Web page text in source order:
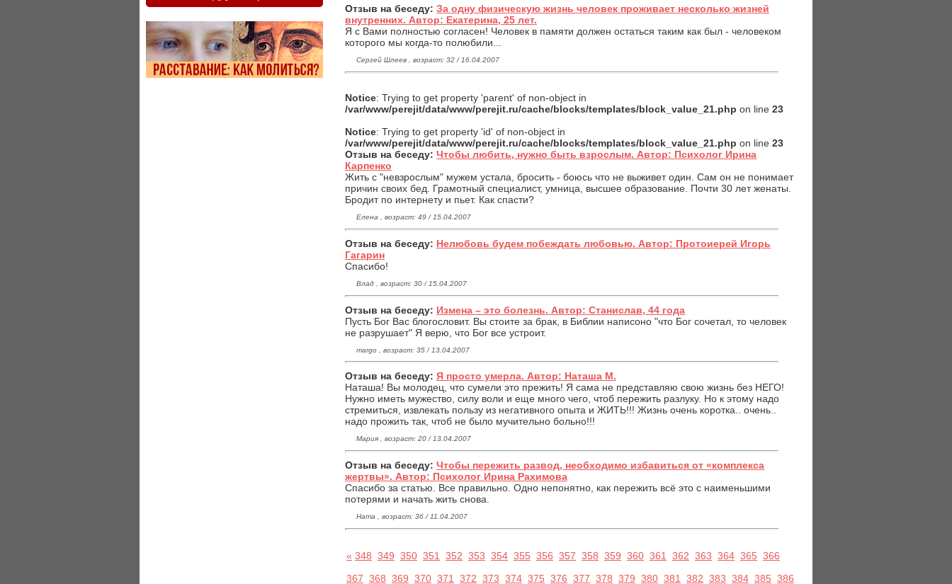
Отзыв на беседу: За одну физическую жизнь человек проживает несколько жизней
внутренних. Автор: Екатерина, 25 лет.
Я с Вами полностью согласен! Человек в памяти должен остаться таким как был - человеком
которого мы когда-то полюбили...
Сергей Шлеев , возраст: 32 / 16.04.2007
Notice: Trying to get property 'parent' of non-object in
/var/www/perejit/data/www/perejit.ru/cache/blocks/templates/block_value_21.php on line 23
Notice: Trying to get property 'id' of non-object in
/var/www/perejit/data/www/perejit.ru/cache/blocks/templates/block_value_21.php on line 23
Отзыв на беседу: Чтобы любить, нужно быть взрослым. Автор: Психолог Ирина
Карпенко
Жить с "невзрослым" мужем устала, бросить - боюсь что не выживет один. Сам он не понимает
причин своих бед. Грамотный специалист, умница, высшее образование. Почти 30 лет женаты.
Бродит по интернету и пьет. Как спасти?
Елена , возраст: 49 / 15.04.2007
Отзыв на беседу: Нелюбовь будем побеждать любовью. Автор: Протоиерей Игорь
Гагарин
Спасибо!
Влад , возраст: 30 / 15.04.2007
Отзыв на беседу: Измена – это болезнь. Автор: Станислав, 44 года
Пусть Бог Вас блогословит. Вы стоите за брак, в Библии написоно "что Бог сочетал, то человек
не разрушает" Я верю, что Бог все устроит.
margo , возраст: 35 / 13.04.2007
Отзыв на беседу: Я просто умерла. Автор: Наташа М.
Наташа! Вы молодец, что сумели это прежить! Я сама не представляю свою жизнь без НЕГО!
Нужно иметь мужество, силу воли и еще много чего, чтоб пережить разлуку. Но к этому надо
стремиться, извлекать пользу из негативного опыта и ЖИТЬ!!! Жизнь очень коротка.. очень..
надо прожить так, чтоб не было мучительно больно!!!
Мария , возраст: 20 / 13.04.2007
Отзыв на беседу: Чтобы пережить развод, необходимо избавиться от «комплекса
жертвы». Автор: Психолог Ирина Рахимова
Спасибо за статью. Все правильно. Одно непонятно, как пережить всё это с наименьшими
потерями и начать жить снова.
Ната , возраст: 36 / 11.04.2007
« 348 349 350 351 352 353 354 355 356 357 358 359 360 361 362 363 364 365 366
367 368 369 370 371 372 373 374 375 376 377 378 379 380 381 382 383 384 385 386